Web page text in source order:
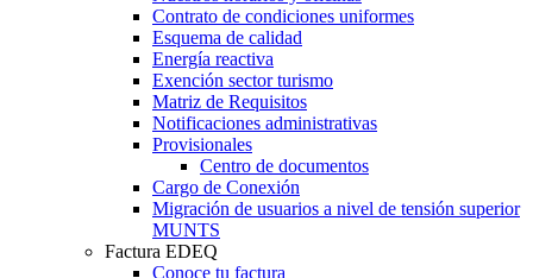
Contrato de condiciones uniformes
Esquema de calidad
Energía reactiva
Exención sector turismo
Matriz de Requisitos
Notificaciones administrativas
Provisionales
Centro de documentos
Cargo de Conexión
Migración de usuarios a nivel de tensión superior
MUNTS
Factura EDEQ
Conoce tu factura